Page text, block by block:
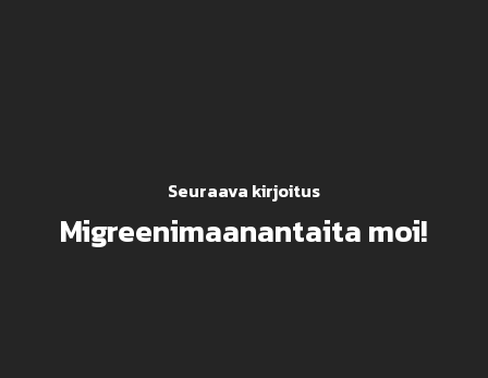
Seuraava kirjoitus
Migreenimaanantaita moi!